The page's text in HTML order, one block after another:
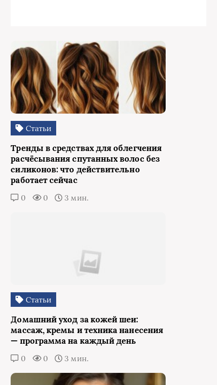
Статьи
Тренды в средствах для облегчения
расчёсывания спутанных волос без
силиконов: что действительно
работает сейчас
0 0 3 мин.
Статьи
Домашний уход за кожей шеи:
массаж, кремы и техника нанесения
— программа на каждый день
0 0 3 мин.